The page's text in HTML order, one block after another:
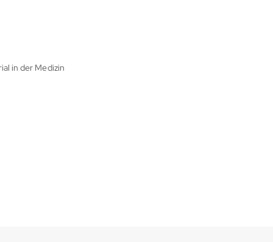
in der Medizin